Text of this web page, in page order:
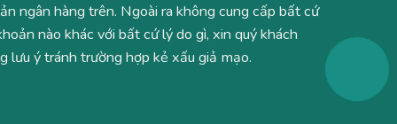
ngân hàng trên. Ngoài ra không cung cấp bất cứ
nào khác với bất cứ lý do gì, xin quý khách
lưu ý tránh trường hợp kẻ xấu giả mạo.